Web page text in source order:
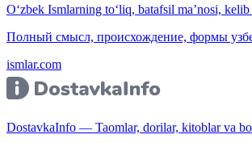
O‘zbek Ismlarning to‘liq, batafsil ma’nosi,
Полный смысл, происхождение, формы
ismlar.com
DostavkaInfo — Taomlar, dorilar, kitoblar va